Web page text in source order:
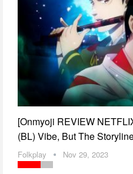
[Onmyoji REVIEW
(BL) Vibe, But The
Folkplay Nov 29, 2023